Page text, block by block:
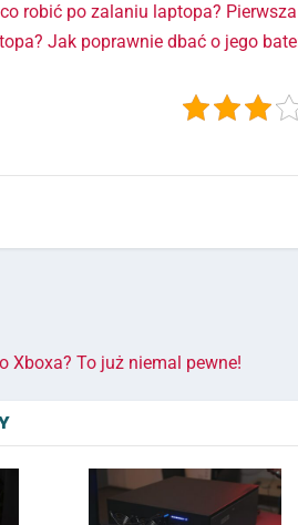
robić po zalaniu laptopa?
Jak poprawnie dbać o jego
Xboxa? To już niemal pewne!